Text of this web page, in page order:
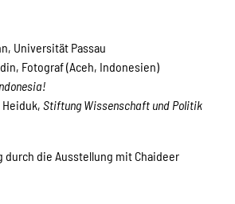
Universität Passau
Fotograf (Aceh, Indonesien)
Stiftung Wissenschaft und Politik
durch die Ausstellung mit Chaideer